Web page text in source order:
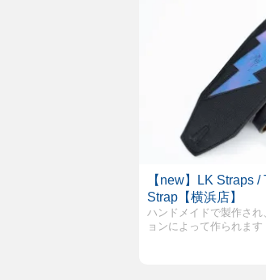
【new】LK Straps
Strap【横浜店】
ハンドメイドで製作さ
ョンによって作られます